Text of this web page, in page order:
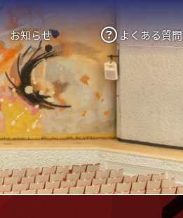
お知らせ よくある質問